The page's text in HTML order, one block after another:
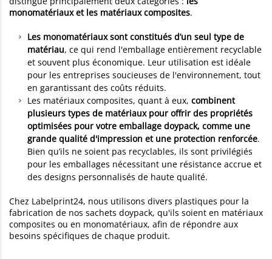
monomatériaux et les matériaux composites.
Les monomatériaux sont constitués d’un seul type de
matériau, ce qui rend l'emballage entièrement recyclable
et souvent plus économique. Leur utilisation est idéale
pour les entreprises soucieuses de l'environnement, tout
en garantissant des coûts réduits.
Les matériaux composites, quant à eux, combinent
plusieurs types de matériaux pour offrir des propriétés
optimisées pour votre emballage doypack, comme une
grande qualité d'impression et une protection renforcée.
Bien qu’ils ne soient pas recyclables, ils sont privilégiés
pour les emballages nécessitant une résistance accrue et
des designs personnalisés de haute qualité.
Chez Labelprint24, nous utilisons divers plastiques pour la
fabrication de nos sachets doypack, qu'ils soient en matériaux
composites ou en monomatériaux, afin de répondre aux
besoins spécifiques de chaque produit.